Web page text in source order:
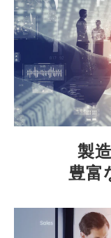
製
豊富